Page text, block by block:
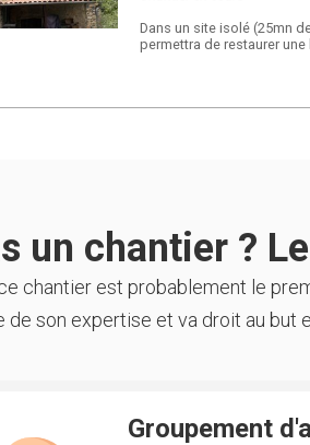
Dans un site isolé (25mn
permettra de restaurer
un chantier ?
chantier est probablement le
de son expertise et va droit au
Groupement